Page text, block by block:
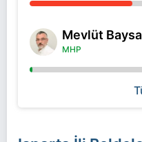
Mevlüt
MHP